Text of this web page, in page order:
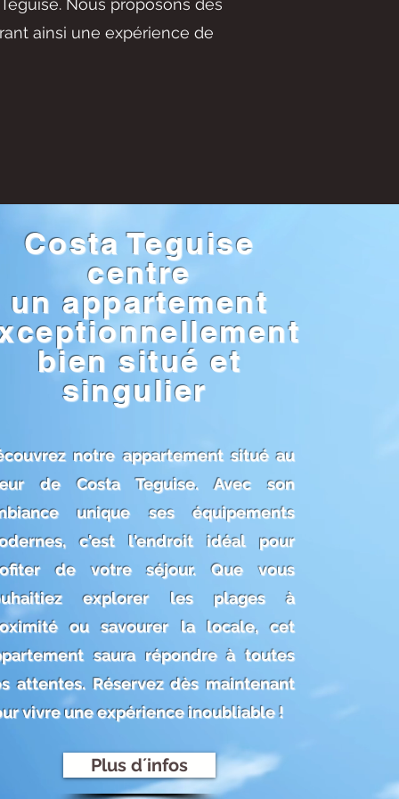
Nous proposons des
ainsi une expérience de
Costa Teguise
centre
un appartement
bien situé et
singulier
notre appartement situé au
de Costa Teguise. Avec son
unique ses équipements
c'est l'endroit idéal pour
de votre séjour. Que vous
explorer les plages à
ou savourer la locale, cet
saura répondre à toutes
attentes. Réservez dès maintenant
vivre une expérience inoubliable !
Plus d´infos